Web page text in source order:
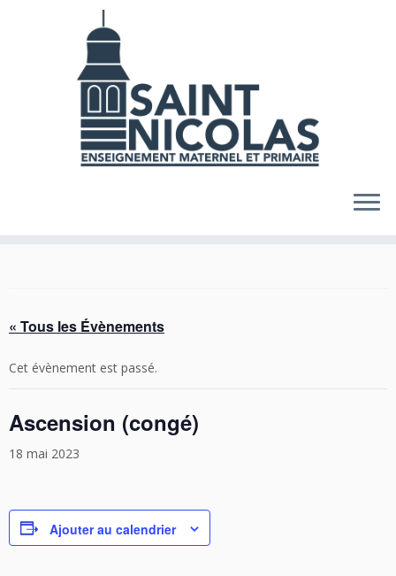
« Tous les Évènements
Cet évènement est passé.
Ascension (congé)
18 mai 2023
Ajouter au calendrier